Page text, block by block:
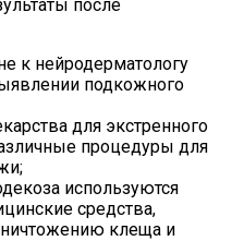
после
к нейродерматологу
подкожного
для экстренного
процедуры для
используются
средства,
клеща и